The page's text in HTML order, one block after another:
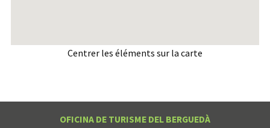
Centrer les éléments sur la carte
OFICINA DE TURISME DEL BERGUEDÀ